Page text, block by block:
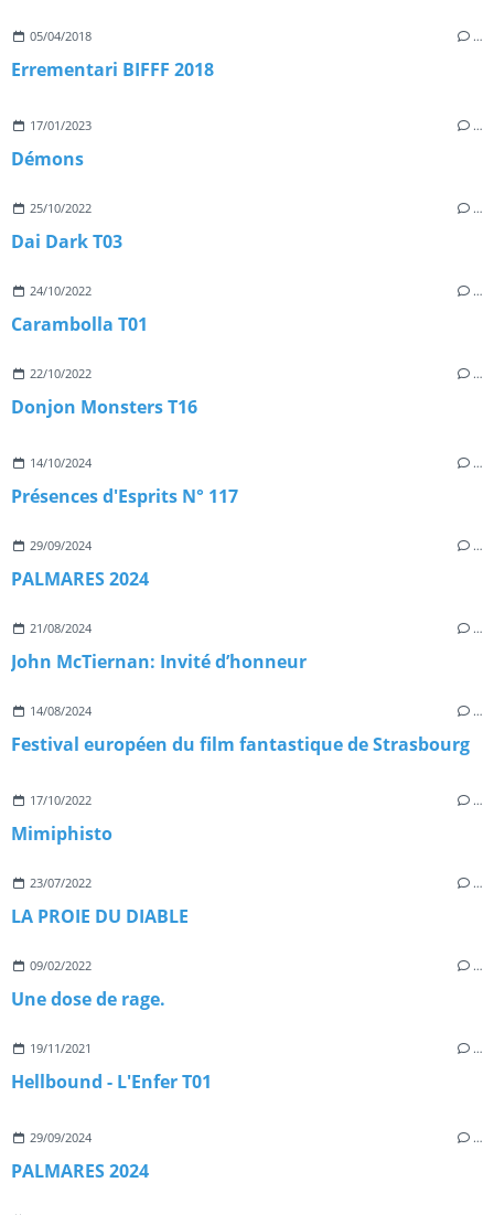
05/04/2018 …
Errementari BIFFF 2018
17/01/2023 …
Démons
25/10/2022 …
Dai Dark T03
24/10/2022 …
Carambolla T01
22/10/2022 …
Donjon Monsters T16
14/10/2024 …
Présences d'Esprits N° 117
29/09/2024 …
PALMARES 2024
21/08/2024 …
John McTiernan: Invité d’honneur
14/08/2024 …
Festival européen du film fantastique de Strasbourg
17/10/2022 …
Mimiphisto
23/07/2022 …
LA PROIE DU DIABLE
09/02/2022 …
Une dose de rage.
19/11/2021 …
Hellbound - L'Enfer T01
29/09/2024 …
PALMARES 2024